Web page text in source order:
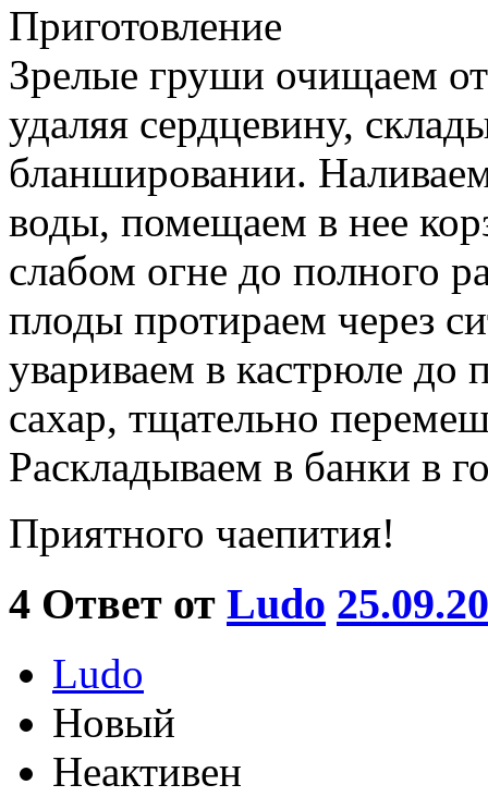
Приготовление
Зрелые груши очищаем
удаляя сердцевину,
бланшировании.
воды, помещаем в нее
слабом огне до полного
плоды протираем через
увариваем в кастрюле до
сахар, тщательно
Раскладываем в банки в
Приятного чаепития!
4 Ответ от Ludo
Ludo
Новый
Неактивен